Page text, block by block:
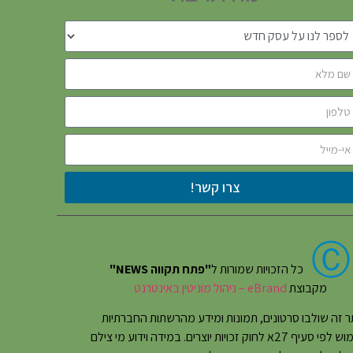
צרו קשר!
Ⓒ כל הזכויות שמורות ל"פתח תקווה NEWS"
מקבוצתeBrand – ניהול מוניטין באינטרנט
זה שולבו סרטונים, תמונות ומידע מהרשתות החברתיות
בשימוש לפי סעיף 27א לחוק זכויות יוצרים. במידה וידוע מי צילם